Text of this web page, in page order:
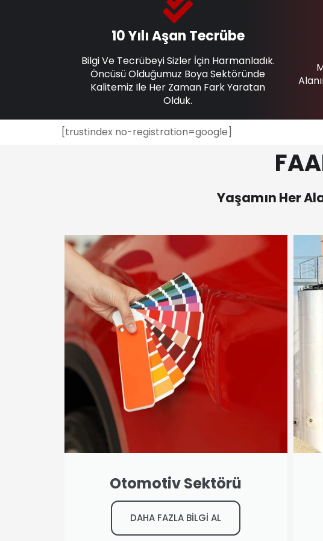
10 Yılı Aşan Tecrübe
Bilgi Ve Tecrübeyi Sizler İçin Harmanladık.
Öncüsü Olduğumuz Boya Sektöründe
Kalitemiz Ile Her Zaman Fark Yaratan
Olduk.
[trustindex no-registration=google]
Yaşamın Her
Otomotiv Sektörü
DAHA FAZLA BİLGİ AL